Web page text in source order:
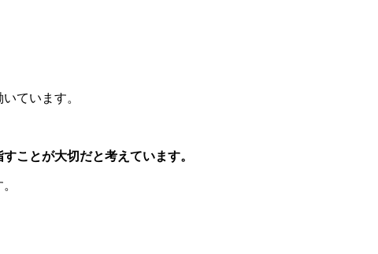
ています。
ことが大切だと考えています。